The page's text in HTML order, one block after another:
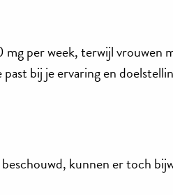
per week, terwijl vrouwen
bij je ervaring en
kunnen er toch